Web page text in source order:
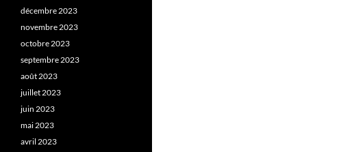
décembre 2023
novembre 2023
octobre 2023
septembre 2023
août 2023
juillet 2023
juin 2023
mai 2023
avril 2023